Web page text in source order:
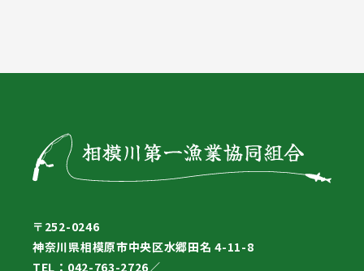
〒252-0246
神奈川県相模原市中央区水郷田名 4-11-8
TEL：042-763-2726／